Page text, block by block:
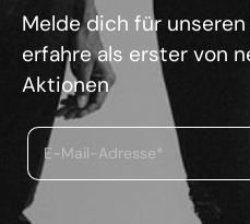
Melde dich für
erfahre als erster von
Aktionen
E-Mail-Adresse*